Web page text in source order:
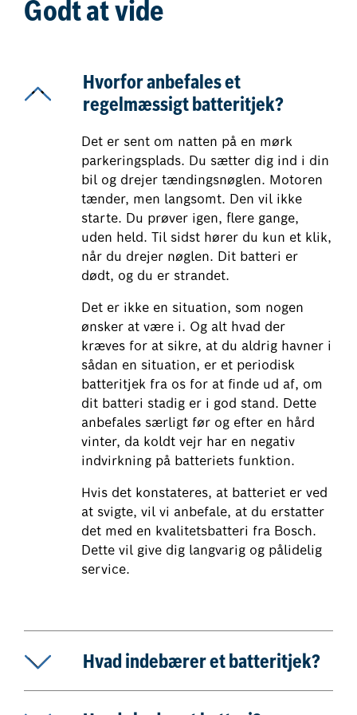
Godt at vide
Hvorfor anbefales et
regelmæssigt batteritjek?
Det er sent om natten på en mørk
parkeringsplads. Du sætter dig ind i din
bil og drejer tændingsnøglen. Motoren
tænder, men langsomt. Den vil ikke
starte. Du prøver igen, flere gange,
uden held. Til sidst hører du kun et klik,
når du drejer nøglen. Dit batteri er
dødt, og du er strandet.
Det er ikke en situation, som nogen
ønsker at være i. Og alt hvad der
kræves for at sikre, at du aldrig havner i
sådan en situation, er et periodisk
batteritjek fra os for at finde ud af, om
dit batteri stadig er i god stand. Dette
anbefales særligt før og efter en hård
vinter, da koldt vejr har en negativ
indvirkning på batteriets funktion.
Hvis det konstateres, at batteriet er ved
at svigte, vil vi anbefale, at du erstatter
det med en kvalitetsbatteri fra Bosch.
Dette vil give dig langvarig og pålidelig
service.
Hvad indebærer et batteritjek?